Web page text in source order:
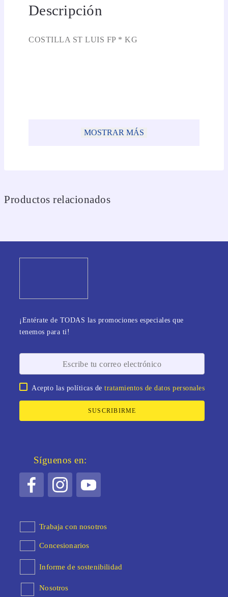
Descripción
COSTILLA ST LUIS FP * KG
MOSTRAR MÁS
Productos relacionados
¡Entérate de TODAS las promociones especiales que
tenemos para ti!
Acepto las políticas detratamientos de datos personales
SUSCRIBIRME
Síguenos en:
Trabaja con nosotros
Concesionarios
Informe de sostenibilidad
Nosotros